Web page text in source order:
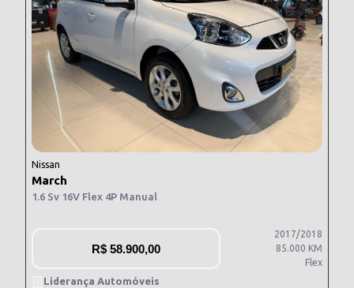
Nissan
March
1.6 Sv 16V Flex 4P Manual
R$ 58.900,00
2017/2018
85.000 KM
Flex
Liderança Automóveis